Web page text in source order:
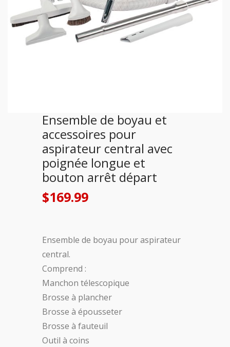
Ensemble de boyau et
accessoires pour
aspirateur central avec
poignée longue et
bouton arrêt départ
$169.99
Ensemble de boyau pour aspirateur
central.
Comprend :
Manchon télescopique
Brosse à plancher
Brosse à épousseter
Brosse à fauteuil
Outil à coins